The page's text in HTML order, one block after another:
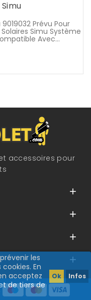
les
En
acceptez
de tiers de
Ok Infos
Prévu Pour
Simu Système
Avec...
accessoires pour



